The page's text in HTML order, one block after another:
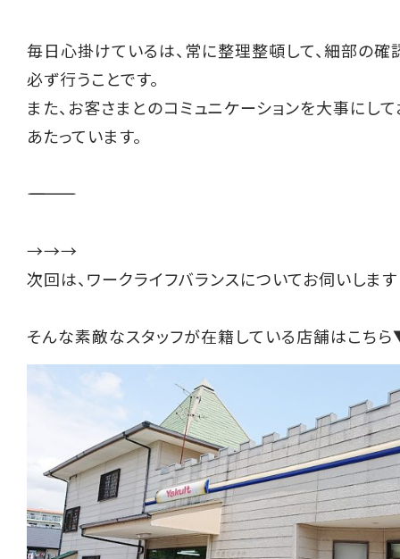
毎日心掛けているは、常に整理整頓して、細部の確
必ず行うことです。
また、お客さまとのコミュニケーションを大事にし
あたっています。
――――――――――
→→→
次回は、ワークライフバランスについてお伺いしま
そんな素敵なスタッフが在籍している店舗はこち